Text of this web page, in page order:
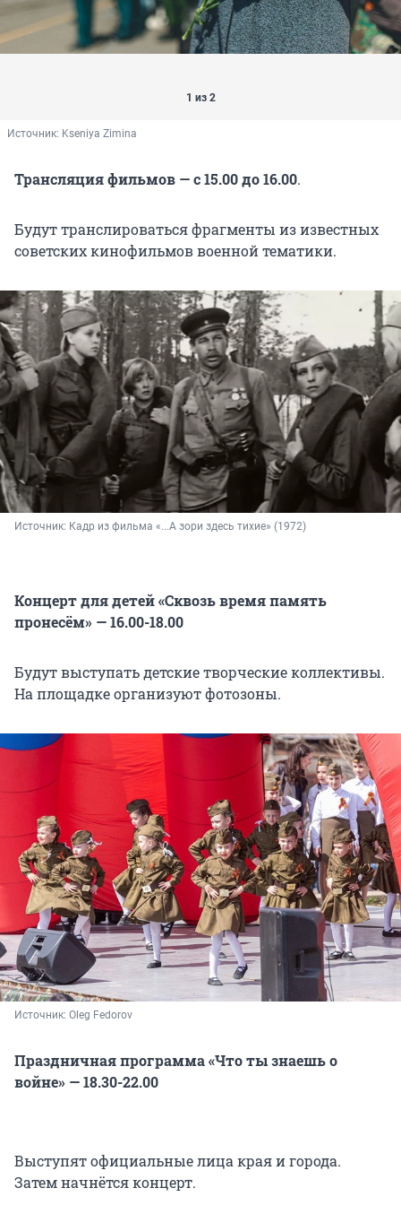
1 из 2
Источник: Kseniya Zimina
Трансляция фильмов — с 15.00 до 16.00.
Будут транслироваться фрагменты из известных
советских кинофильмов военной тематики.
Источник: Кадр из фильма «...А зори здесь тихие» (1972)
Концерт для детей «Сквозь время память
пронесём» — 16.00-18.00
Будут выступать детские творческие коллективы.
На площадке организуют фотозоны.
Источник: Oleg Fedorov
Праздничная программа «Что ты знаешь о
войне» — 18.30-22.00
Выступят официальные лица края и города.
Затем начнётся концерт.